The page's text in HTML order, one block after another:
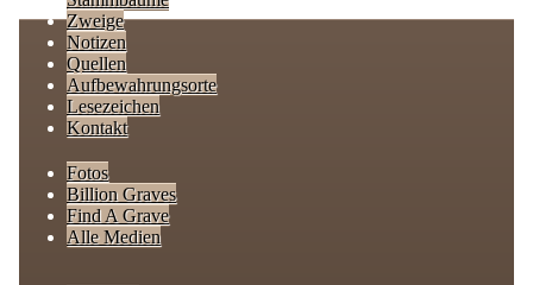
Fotos
Billion Graves
Find A Grave
Alle Medien
Zweige
Notizen
Quellen
Aufbewahrungsorte
Lesezeichen
Kontakt